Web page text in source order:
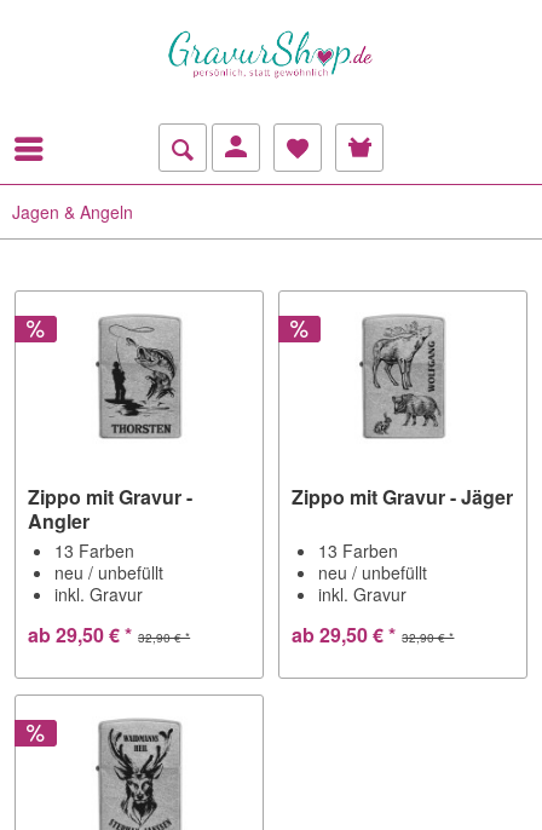
Jagen & Angeln
Zippo mit Gravur -
Angler
13 Farben
neu / unbefüllt
inkl. Gravur
32,90 € *
ab 29,50 € *
Zippo mit Gravur - Jäger
13 Farben
neu / unbefüllt
inkl. Gravur
32,90 € *
ab 29,50 € *